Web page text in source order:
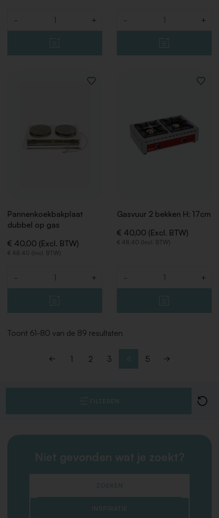
- + - +
VOEG
Pannenkoekbakplaat
dubbel op gas
€ 40,00 (Excl. BTW)
€ 48,40 (Incl. BTW)
- +
VOEG
Gasvuur 2 bekken H: 17cm
€ 40,00 (Excl. BTW)
€ 48,40 (Incl. BTW)
- +
Toont 61-80 van de 89 resultaten
1 2 3 4 5
FILTEREN
Niet gevonden wat je zoekt?
ZOEKEN
INSPIRATIE